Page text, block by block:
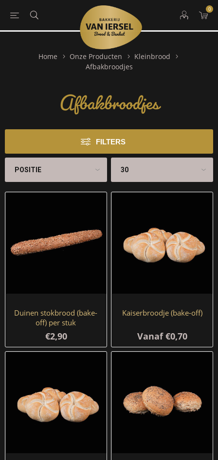
0
Home Onze Producten
Kleinbrood
Afbakbroodjes
Afbakbroodjes
FILTERS
Duinen stokbrood (bake-
off) per stuk
€2,90
Kaiserbroodje (bake-off)
Vanaf €0,70